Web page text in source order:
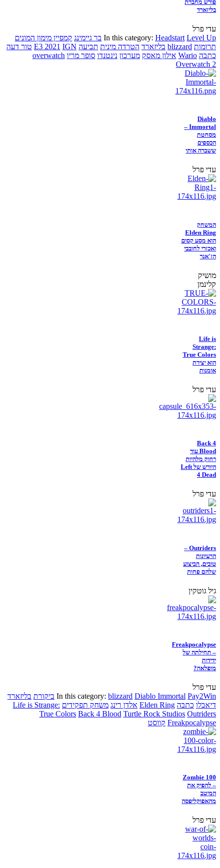
פורש מחברת
בליזארד
עדי פרל
In this category: Headstart Level Up בר גיימינג קמפיין מימון המונים
תרומות blizzard בליזארד הטרדה מינית תביעה E3 2021 IGN
טור דעה
כתבה Wario אילון מאסק מערכון נינטנדו סופר מריו overwatch
Overwatch 2
Diablo
Immortal –
מסחטת
הכספים
ששברה אותי
עדי פרל
המשחק
Elden Ring
הוא מסע קסום
ואכזרי לחובבי
הז'אנר
מושיק
קלינמן
Life is
Strange:
True Colors
הוא יצירת
אומנות
עדי פרל
Back 4
Blood עוד
רחוק מלהיות
היורש של Left
4 Dead
עדי פרל
Outriders –
הרעיונות
טובים, הביצוע
שלהם פחות
גיל גוטקין
Freakpocalypse
– תחילתה של
ידידות
מופלאה?
עדי פרל
In this category: blizzard Diablo Immortal Pay2Win ביקורת בליזארד
דיאבלו כתבה Elden Ring אלדן רינג משחק תפקידים Life is Strange:
True Colors Back 4 Blood Turtle Rock Studios Outriders
Freakpocalypse קווסט
Zombie 100
– להפיק את
המיטב
מהאפוקליפסה
עדי פרל